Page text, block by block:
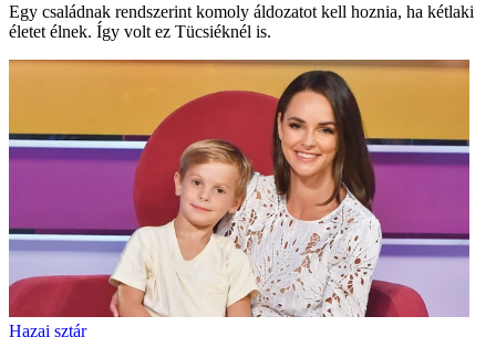
Egy családnak rendszerint komoly áldozatot kell hoznia, ha kétlaki
életet élnek. Így volt ez Tücsiéknél is.
Hazai sztár